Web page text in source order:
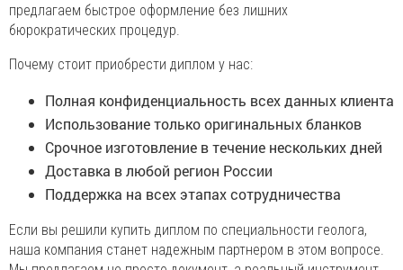
предлагаем быстрое оформление без лишних
бюрократических процедур.
Почему стоит приобрести диплом у нас:
Полная конфиденциальность всех данных клиента
Использование только оригинальных бланков
Срочное изготовление в течение нескольких дней
Доставка в любой регион России
Поддержка на всех этапах сотрудничества
Если вы решили купить диплом по специальности геолога,
наша компания станет надежным партнером в этом вопросе.